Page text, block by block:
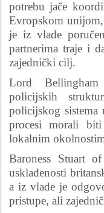
potrebu jače
Evropskom
je iz vlade
partnerima traje i
zajednički cilj.
Lord
policijskih
policijskog
procesi morali
lokalnim
Baroness Stuart
usklađenosti
a iz vlade je
pristupe, ali